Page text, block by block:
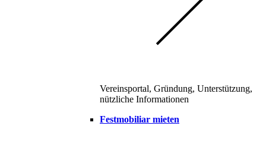
Vereinsportal, Gründung, Unterstützung,
nützliche Informationen
Festmobiliar mieten